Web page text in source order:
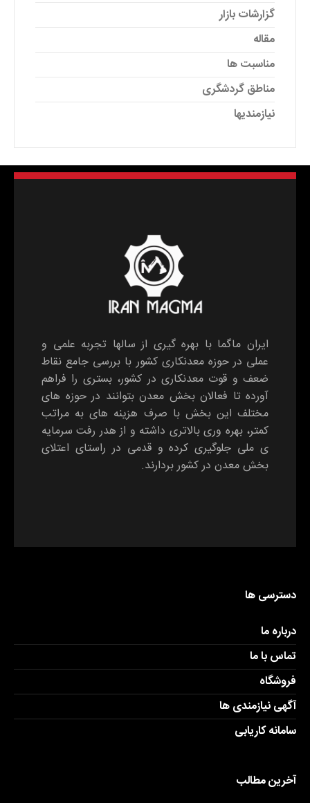
گزارشات بازار
مقاله
مناسبت ها
مناطق گردشگری
نیازمندیها
ایران ماگما با بهره گیری از سالها تجربه علمی و
عملی در حوزه معدنکاری کشور با بررسی جامع نقاط
ضعف و قوت معدنکاری در کشور، بستری را فراهم
آورده تا فعالان بخش معدن بتوانند در حوزه های
مختلف این بخش با صرف هزینه های به مراتب
کمتر، بهره وری بالاتری داشته و از هدر رفت سرمایه
ی ملی جلوگیری کرده و قدمی در راستای اعتلای
بخش معدن در کشور بردارند.
دسترسی ها
درباره ما
تماس با ما
فروشگاه
آگهی نیازمندی ها
سامانه کاریابی
آخرین مطالب